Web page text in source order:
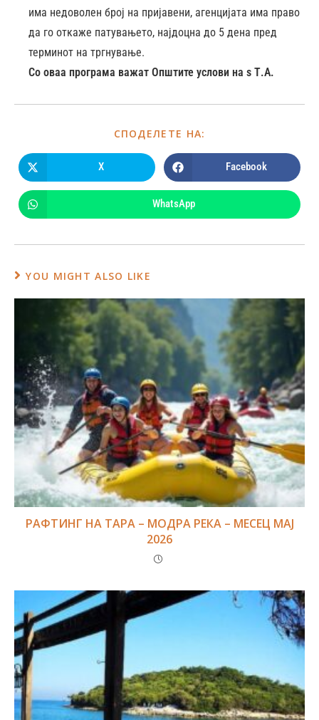
има недоволен број на пријавени, агенцијата има право
да го откаже патувањето, најдоцна до 5 дена пред
терминот на тргнување.
Со оваа програма важат Општите услови на s Т.А.
СПОДЕЛЕТЕ НА:
X Facebook
WhatsApp
YOU MIGHT ALSO LIKE
РАФТИНГ НА ТАРА – МОДРА РЕКА – МЕСЕЦ MAJ
2026